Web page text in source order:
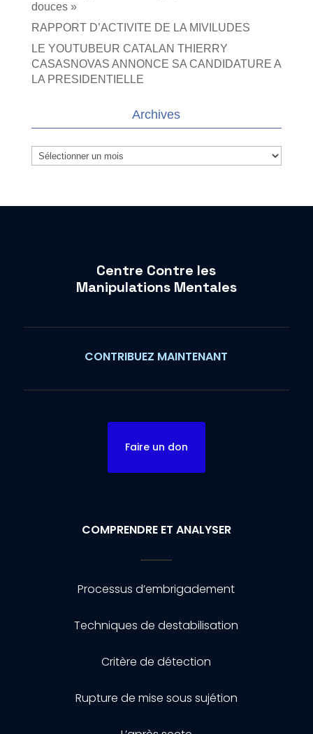
douces »
RAPPORT D’ACTIVITE DE LA MIVILUDES
LE YOUTUBEUR CATALAN THIERRY
CASASNOVAS ANNONCE SA CANDIDATURE A
LA PRESIDENTIELLE
Archives
Archives
Centre Contre les
Manipulations Mentales
CONTRIBUEZ MAINTENANT
Faire un don
COMPRENDRE ET ANALYSER
Processus d’embrigadement
Techniques de destabilisation
Critère de détection
Rupture de mise sous sujétion